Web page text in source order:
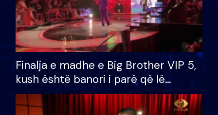
Finalja e madhe e Big Brother VIP 5,
kush është banori i parë që lë
shtëpinë dhe humb mundësinë për
të fituar çmimin e madh